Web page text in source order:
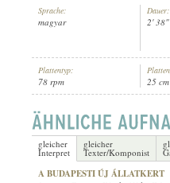
INTERPRET: FERENCZY KÁROLY ,
Sprache:
magyar
Dauer:
2' 38"
Plattentyp:
78 rpm 25 cm
gleicher
Interpret
gleicher
Texter/Komponist
A BUDAPESTI ÚJ ÁLLATKERT